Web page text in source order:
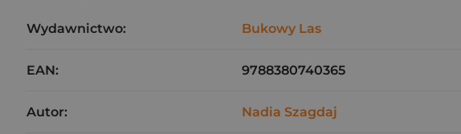
Wydawnictwo: Bukowy Las
EAN: 9788380740365
Autor: Nadia Szagdaj